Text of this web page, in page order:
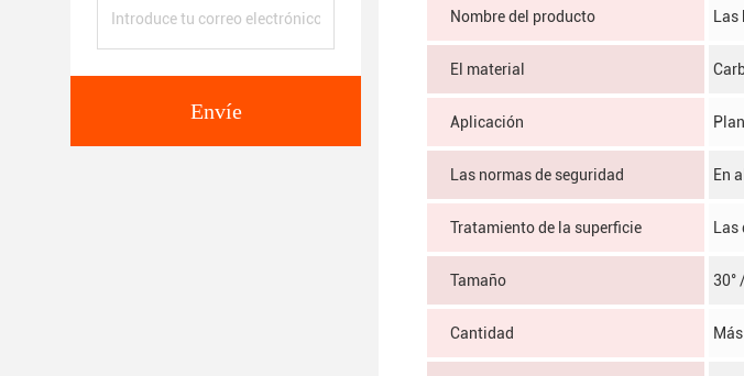
Envíe
Nombre del producto
El material
Aplicación
Las normas de seguridad En
Tratamiento de la superficie
Tamaño 30°
Cantidad